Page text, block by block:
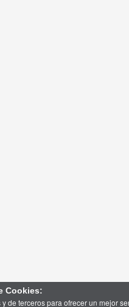
Cookies:
de terceros para ofrecer un mejor